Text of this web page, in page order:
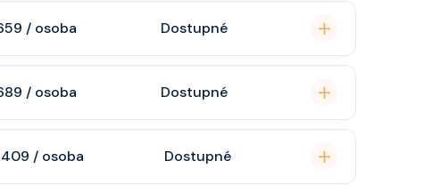
koupelnu se
/ osoba Dostupné
koupelnu
TV,
velikost
/ osoba Dostupné
interaktivní
409 / osoba Dostupné